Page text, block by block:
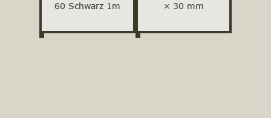
60 Schwarz 1m
× 30 mm